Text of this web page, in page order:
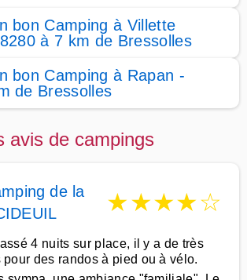
bon Camping à Villette
à 7 km de Bressolles
bon Camping à Rapan -
de Bressolles
avis de campings
de la
★★★★☆
4 nuits sur place, il y a de très
pour des randos à pied ou à vélo.